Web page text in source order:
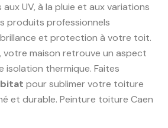
UV, à la pluie et aux variations
produits professionnels
et protection à votre toit.
votre maison retrouve un aspect
isolation thermique. Faites
pour sublimer votre toiture
et durable. Peinture toiture Caen